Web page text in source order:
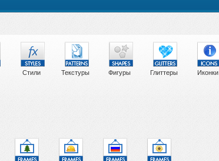
Стили Текстуры Фигуры Глиттеры Иконки